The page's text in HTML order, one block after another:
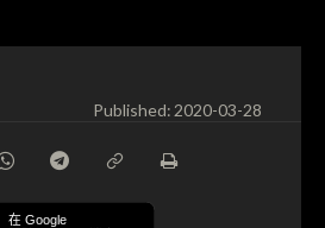
Published:2020-03-28
在 Google